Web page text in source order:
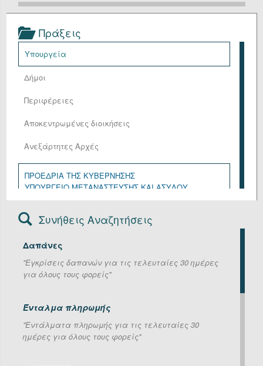
Πράξεις
Υπουργεία
Δήμοι
Περιφέρειες
Αποκεντρωμένες διοικήσεις
Ανεξάρτητες Αρχές
ΠΡΟΕΔΡΙΑ ΤΗΣ ΚΥΒΕΡΝΗΣΗΣ
ΥΠΟΥΡΓΕΙΟ ΜΕΤΑΝΑΣΤΕΥΣΗΣ ΚΑΙ ΑΣΥΛΟΥ
ΥΠΟΥΡΓΕΙΟ ΑΓΡΟΤΙΚΗΣ ΑΝΑΠΤΥΞΗΣ ΚΑΙ ΤΡΟΦΙΜΩΝ
ΥΠΟΥΡΓΕΙΟ ΑΝΑΠΤΥΞΗΣ
ΥΠΟΥΡΓΕΙΟ ΔΙΚΑΙΟΣΥΝΗΣ
ΥΠΟΥΡΓΕΙΟ ΕΞΩΤΕΡΙΚΩΝ
ΥΠΟΥΡΓΕΙΟ ΕΡΓΑΣΙΑΣ ΚΑΙ ΚΟΙΝΩΝΙΚΗΣ ΑΣΦΑΛΙΣΗΣ
ΥΠΟΥΡΓΕΙΟ ΕΣΩΤΕΡΙΚΩΝ
ΥΠΟΥΡΓΕΙΟ ΚΛΙΜΑΤΙΚΗΣ ΚΡΙΣΗΣ ΚΑΙ ΠΟΛΙΤΙΚΗΣ
ΥΠΟΥΡΓΕΙΟ ΚΟΙΝΩΝΙΚΗΣ ΣΥΝΟΧΗΣ ΚΑΙ
ΟΙΚΟΓΕΝΕΙΑΣ
ΥΠΟΥΡΓΕΙΟ ΝΑΥΤΙΛΙΑΣ ΚΑΙ ΝΗΣΙΩΤΙΚΗΣ ΠΟΛΙΤΙΚΗΣ
ΥΠΟΥΡΓΕΙΟ ΟΙΚΟΝΟΜΙΚΩΝ
Συνήθεις Αναζητήσεις
Δαπάνες
''Εγκρίσεις δαπανών για τις τελευταίες 30 ημέρες
για όλους τους φορείς''
Ένταλμα πληρωμής
''Εντάλματα πληρωμής για τις τελευταίες 30
ημέρες για όλους τους φορείς''